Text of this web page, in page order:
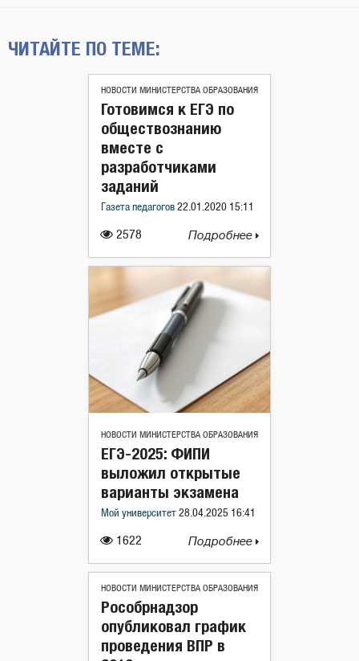
ЧИТАЙТЕ ПО ТЕМЕ:
НОВОСТИ МИНИСТЕРСТВА ОБРАЗОВАНИЯ
2578
Готовимся к ЕГЭ по
обществознанию
вместе с
разработчиками
заданий
Газета педагогов 22.01.2020 15:11
Подробнее
НОВОСТИ МИНИСТЕРСТВА ОБРАЗОВАНИЯ
1622
ЕГЭ-2025: ФИПИ
выложил открытые
варианты экзамена
Мой университет 28.04.2025 16:41
Подробнее
НОВОСТИ МИНИСТЕРСТВА ОБРАЗОВАНИЯ
Рособрнадзор
опубликовал график
проведения ВПР в